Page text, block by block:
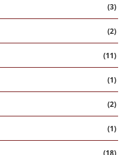
(3)
(2)
(11)
(1)
(2)
(1)